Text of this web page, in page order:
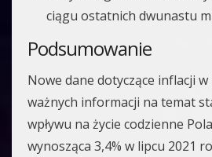
ciągu ostatnich dwunastu
Podsumowanie
Nowe dane dotyczące inflacji
ważnych informacji na temat
wpływu na życie codzienne
wynosząca 3,4% w lipcu 2021